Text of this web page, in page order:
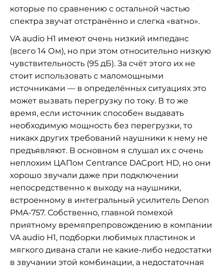
которые по сравнению с остальной частью
спектра звучат отстранённо и слегка «ватно».
VA audio H1 имеют очень низкий импеданс
(всего 14 Ом), но при этом относительно низкую
чувствительность (95 дБ). За счёт этого их не
стоит использовать с маломощными
источниками — в определённых ситуациях это
может вызвать перегрузку по току. В то же
время, если источник способен выдавать
необходимую мощность без перегрузки, то
никакх других требований наушники к нему не
предъявляют. В основном я слушал их с очень
неплохим ЦАПом Centrance DACport HD, но они
хорошо звучали даже при подключении
непосредственно к выходу на наушники,
встроенному в интегральный усилитель Denon
PMA-757. Собственно, главной помехой
приятному времяпрепровождению в компании
VA audio H1, подборки любимых пластинок и
мягкого дивана стали не какие-либо недостатки
в звучании этой комбинации, а недостаточная